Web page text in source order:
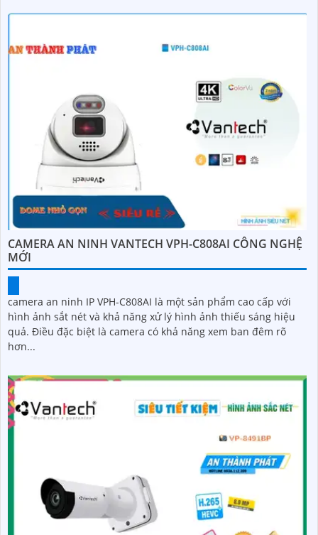
CAMERA AN NINH VANTECH VPH-C808AI CÔNG NGHỆ
MỚI
camera an ninh IP VPH-C808AI là một sản phẩm cao cấp với
hình ảnh sắt nét và khả năng xử lý hình ảnh thiếu sáng hiệu
quả. Điều đặc biệt là camera có khả năng xem ban đêm rõ
hơn...